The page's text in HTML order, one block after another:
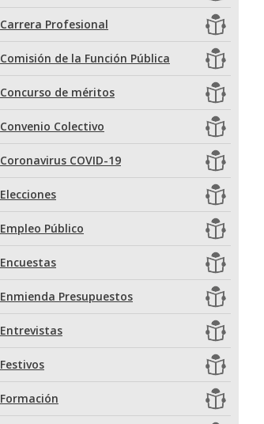
Carrera Profesional
Comisión de la Función Pública
Concurso de méritos
Convenio Colectivo
Coronavirus COVID-19
Elecciones
Empleo Público
Encuestas
Enmienda Presupuestos
Entrevistas
Festivos
Formación